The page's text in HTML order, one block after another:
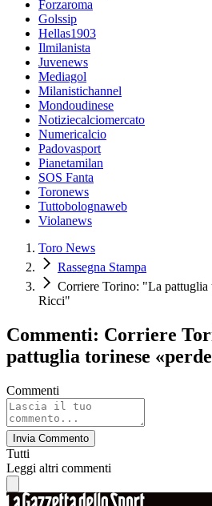
Forzaroma
Golssip
Hellas1903
Ilmilanista
Juvenews
Mediagol
Milanistichannel
Mondoudinese
Notiziecalciomercato
Numericalcio
Padovasport
Pianetamilan
SOS Fanta
Toronews
Tuttobolognaweb
Violanews
Toro News
Rassegna Stampa
Corriere Torino: "La pattuglia
Ricci"
Commenti: Corriere
pattuglia torinese
Commenti
Invia Commento
Tutti
Leggi altri commenti